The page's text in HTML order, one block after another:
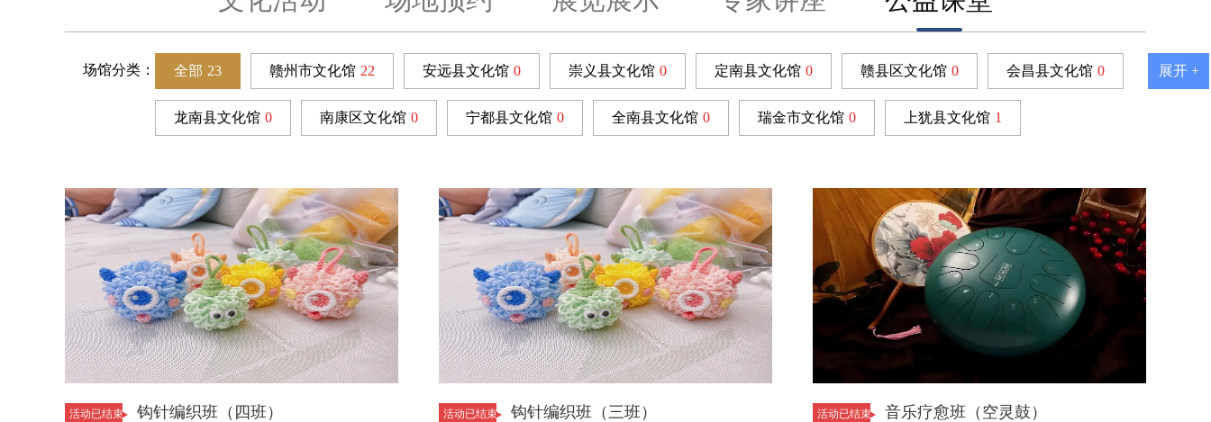
场馆分类： 展开 +
全部 23 赣州市文化馆 22 安远县文化馆 0 崇义县文化馆 0 定南县文化馆 0 赣县区文化馆 0 会昌县文化馆 0
龙南县文化馆 0 南康区文化馆 0 宁都县文化馆 0 全南县文化馆 0 瑞金市文化馆 0 上犹县文化馆 1
大余县文化馆 0
活动已结束 钩针编织班（四班） 活动已结束 钩针编织班（三班） 活动已结束 音乐疗愈班（空灵鼓）